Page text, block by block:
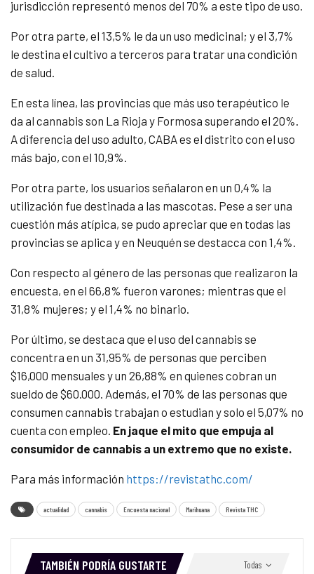
jurisdicción representó menos del 70% a este tipo de uso.
Por otra parte, el 13,5% le da un uso medicinal; y el 3,7%
le destina el cultivo a terceros para tratar una condición
de salud.
En esta línea, las provincias que más uso terapéutico le
da al cannabis son La Rioja y Formosa superando el 20%.
A diferencia del uso adulto, CABA es el distrito con el uso
más bajo, con el 10,9%.
Por otra parte, los usuarios señalaron en un 0,4% la
utilización fue destinada a las mascotas. Pese a ser una
cuestión más atípica, se pudo apreciar que en todas las
provincias se aplica y en Neuquén se destacca con 1,4%.
Con respecto al género de las personas que realizaron la
encuesta, en el 66,8% fueron varones; mientras que el
31,8% mujeres; y el 1,4% no binario.
Por último, se destaca que el uso del cannabis se
concentra en un 31,95% de personas que perciben
$16,000 mensuales y un 26,88% en quienes cobran un
sueldo de $60.000. Además, el 70% de las personas que
consumen cannabis trabajan o estudian y solo el 5,07% no
cuenta con empleo. En jaque el mito que empuja al
consumidor de cannabis a un extremo que no existe.
Para más información https://revistathc.com/
actualidad cannabis Encuesta nacional Marihuana Revista THC
Todas
TAMBIÉN PODRÍA GUSTARTE